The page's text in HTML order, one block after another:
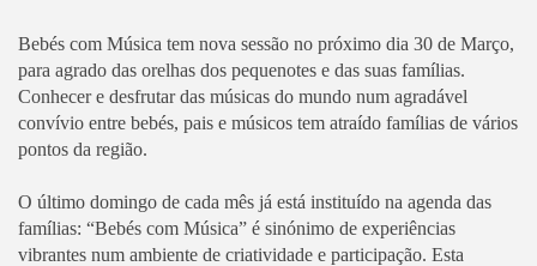
Bebés com Música tem nova sessão no próximo dia 30 de Março,
para agrado das orelhas dos pequenotes e das suas famílias.
Conhecer e desfrutar das músicas do mundo num agradável
convívio entre bebés, pais e músicos tem atraído famílias de vários
pontos da região.
O último domingo de cada mês já está instituído na agenda das
famílias: “Bebés com Música” é sinónimo de experiências
vibrantes num ambiente de criatividade e participação. Esta